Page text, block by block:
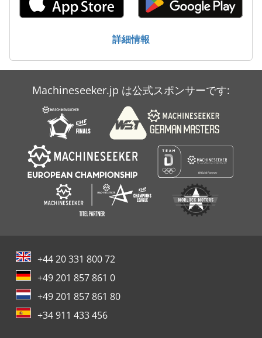
産業用掃除機
詳細情報
Machineseeker.jp は公式スポンサーです:
+44 20 331 800 72
+49 201 857 861 0
+49 201 857 861 80
+34 911 433 456